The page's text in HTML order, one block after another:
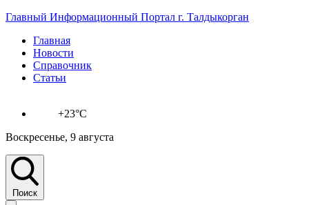
Главный Информационный Портал г. Талдыкорган
Главная
Новости
Справочник
Статьи
+23°C
Воскресенье, 9 августа
Поиск